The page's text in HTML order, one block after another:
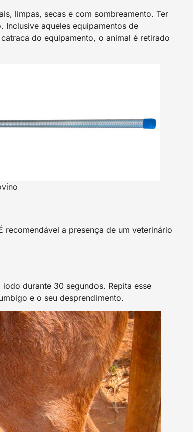
limpas, secas e com sombreamento. Ter
aqueles equipamentos de
do equipamento, o animal é retirado
a presença de um veterinário
durante 30 segundos. Repita esse
e o seu desprendimento.